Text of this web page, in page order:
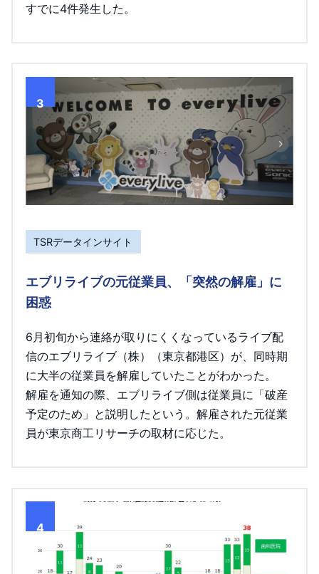
すでに4件発生した。
3
TSRデータインサイト
エブリライブの元従業員、「突然の解雇」に
困惑
6月初旬から連絡が取りにくくなっているライブ配
信のエブリライブ（株）（東京都港区）が、同時期
に大半の従業員を解雇していたことがわかった。
解雇を通知の際、エブリライブ側は従業員に「破産
予定のため」と説明したという。解雇された元従業
員が東京商工リサーチの取材に応じた。
4